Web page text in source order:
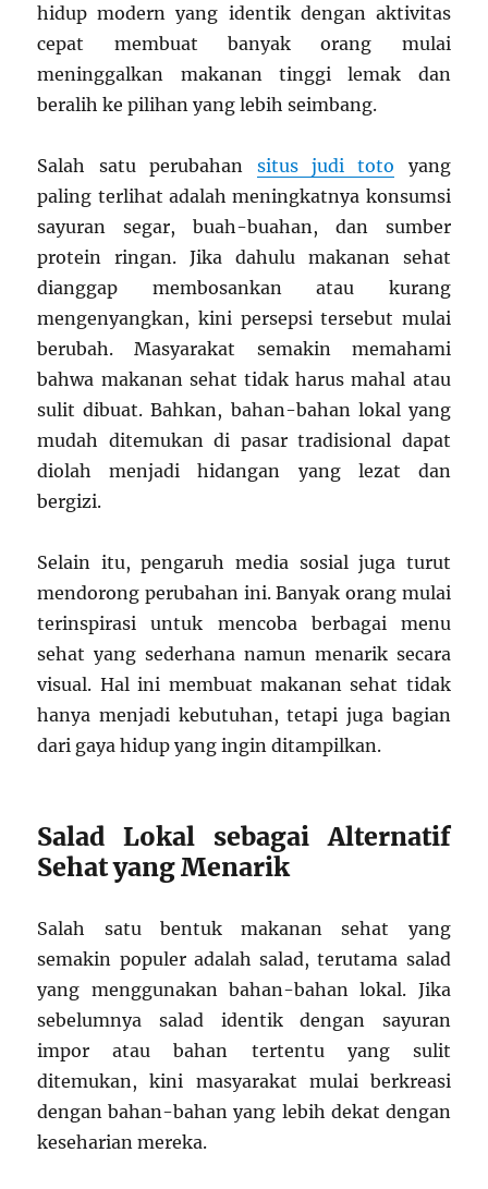
hidup modern yang identik dengan aktivitas
cepat membuat banyak orang mulai
meninggalkan makanan tinggi lemak dan
beralih ke pilihan yang lebih seimbang.
Salah satu perubahan situs judi toto yang
paling terlihat adalah meningkatnya konsumsi
sayuran segar, buah-buahan, dan sumber
protein ringan. Jika dahulu makanan sehat
dianggap membosankan atau kurang
mengenyangkan, kini persepsi tersebut mulai
berubah. Masyarakat semakin memahami
bahwa makanan sehat tidak harus mahal atau
sulit dibuat. Bahkan, bahan-bahan lokal yang
mudah ditemukan di pasar tradisional dapat
diolah menjadi hidangan yang lezat dan
bergizi.
Selain itu, pengaruh media sosial juga turut
mendorong perubahan ini. Banyak orang mulai
terinspirasi untuk mencoba berbagai menu
sehat yang sederhana namun menarik secara
visual. Hal ini membuat makanan sehat tidak
hanya menjadi kebutuhan, tetapi juga bagian
dari gaya hidup yang ingin ditampilkan.
Salad Lokal sebagai Alternatif
Sehat yang Menarik
Salah satu bentuk makanan sehat yang
semakin populer adalah salad, terutama salad
yang menggunakan bahan-bahan lokal. Jika
sebelumnya salad identik dengan sayuran
impor atau bahan tertentu yang sulit
ditemukan, kini masyarakat mulai berkreasi
dengan bahan-bahan yang lebih dekat dengan
keseharian mereka.